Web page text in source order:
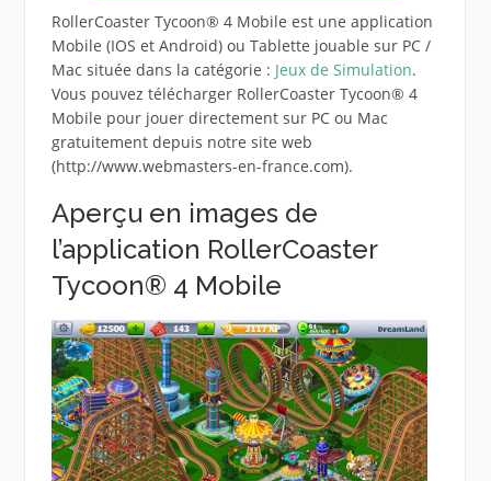
RollerCoaster Tycoon® 4 Mobile est une application
Mobile (IOS et Android) ou Tablette jouable sur PC /
Mac située dans la catégorie : Jeux de Simulation.
Vous pouvez télécharger RollerCoaster Tycoon® 4
Mobile pour jouer directement sur PC ou Mac
gratuitement depuis notre site web
(http://www.webmasters-en-france.com).
Aperçu en images de
l’application RollerCoaster
Tycoon® 4 Mobile